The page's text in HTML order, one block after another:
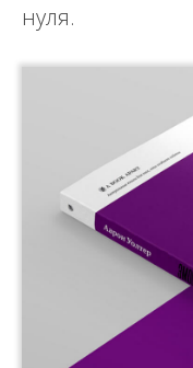
нуля.